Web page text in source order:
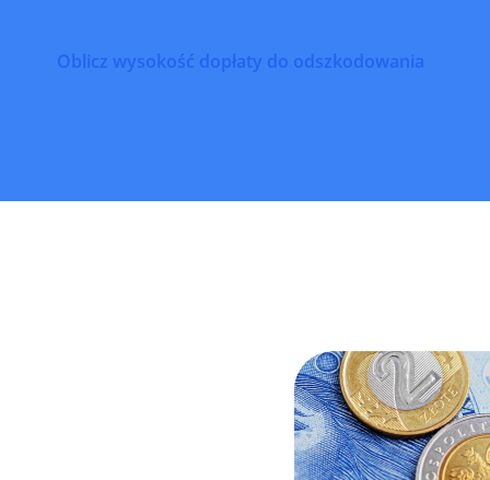
Oblicz wysokość dopłaty do odszkodowania